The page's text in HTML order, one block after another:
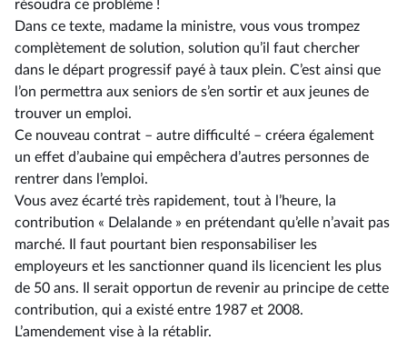
résoudra ce problème !
Dans ce texte, madame la ministre, vous vous trompez
complètement de solution, solution qu’il faut chercher
dans le départ progressif payé à taux plein. C’est ainsi que
l’on permettra aux seniors de s’en sortir et aux jeunes de
trouver un emploi.
Ce nouveau contrat –⁠ autre difficulté – créera également
un effet d’aubaine qui empêchera d’autres personnes de
rentrer dans l’emploi.
Vous avez écarté très rapidement, tout à l’heure, la
contribution « Delalande » en prétendant qu’elle n’avait pas
marché. Il faut pourtant bien responsabiliser les
employeurs et les sanctionner quand ils licencient les plus
de 50 ans. Il serait opportun de revenir au principe de cette
contribution, qui a existé entre 1987 et 2008.
L’amendement vise à la rétablir.